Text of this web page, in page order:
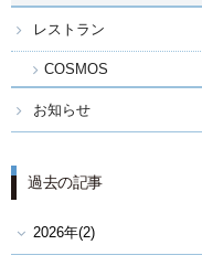
レストラン
COSMOS
お知らせ
過去の記事
2026年(2)